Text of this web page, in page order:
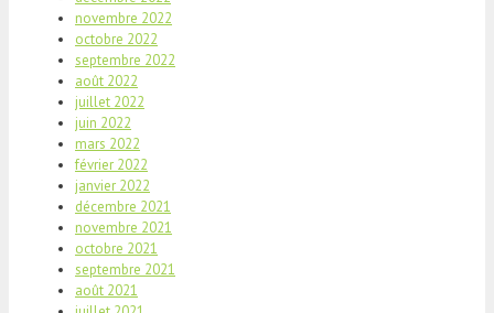
novembre 2022
octobre 2022
septembre 2022
août 2022
juillet 2022
juin 2022
mars 2022
février 2022
janvier 2022
décembre 2021
novembre 2021
octobre 2021
septembre 2021
août 2021